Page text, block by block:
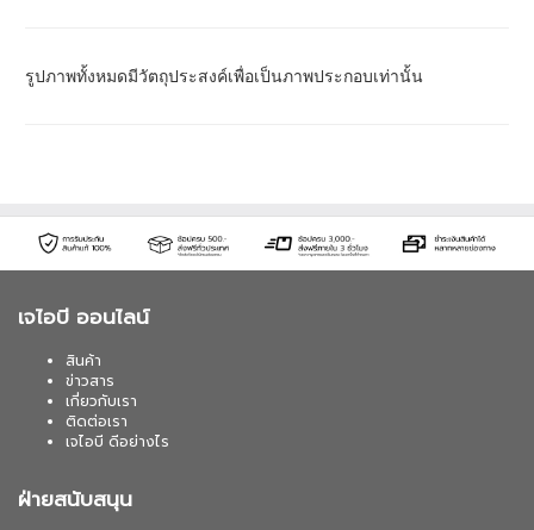
รูปภาพทั้งหมดมีวัตถุประสงค์เพื่อเป็นภาพประกอบเท่านั้น
เจไอบี ออนไลน์
สินค้า
ข่าวสาร
เกี่ยวกับเรา
ติดต่อเรา
เจไอบี ดีอย่างไร
ฝ่ายสนับสนุน